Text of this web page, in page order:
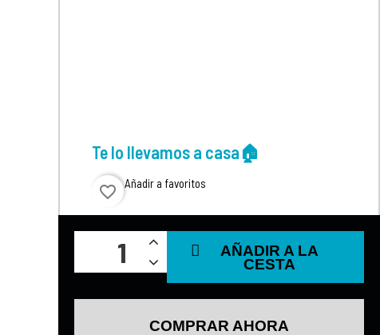
Te lo llevamos a casa🏠
favorite_border Añadir a favoritos
AÑADIR A LA
CESTA
COMPRAR AHORA